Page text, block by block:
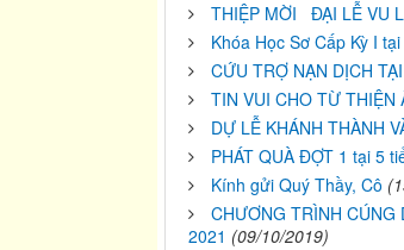
THIỆP MỜI ĐẠI LỄ VU
Khóa Học Sơ Cấp Kỳ I
CỨU TRỢ NẠN DỊCH
TIN VUI CHO TỪ THIỆN
DỰ LỄ KHÁNH THÀNH
PHÁT QUÀ ĐỢT 1 tại 5
Kính gửi Quý Thầy, Cô
CHƯƠNG TRÌNH CÚNG
2021 (09/10/2019)